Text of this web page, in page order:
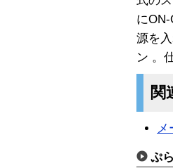
に
源を
ン 。
関
ぷ